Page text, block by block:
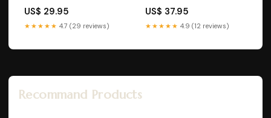
Goud/Zilver/Roségoud,
Dames trendy rok
US$ 29.95
★★★★★ 4.7 (29 reviews)
US$ 37.95
★★★★★ 4.9 (12 reviews)
Recommand Products